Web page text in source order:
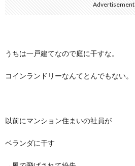
Advertisement
うちは一戸建てなので庭に干すな。
コインランドリーなんてとんでもない。
以前にマンション住まいの社員が
ベランダに干す